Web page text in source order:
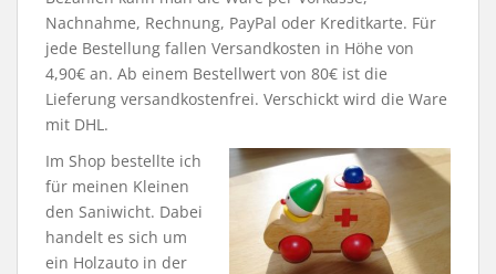
Nachnahme, Rechnung, PayPal oder Kreditkarte. Für
jede Bestellung fallen Versandkosten in Höhe von
4,90€ an. Ab einem Bestellwert von 80€ ist die
Lieferung versandkostenfrei. Verschickt wird die Ware
mit DHL.
Im Shop bestellte ich
für meinen Kleinen
den Saniwicht. Dabei
handelt es sich um
ein Holzauto in der